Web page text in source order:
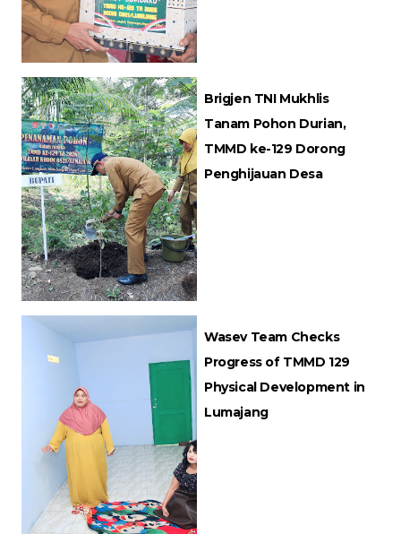
Brigjen TNI Mukhlis
Tanam Pohon Durian,
TMMD ke-129 Dorong
Penghijauan Desa
Wasev Team Checks
Progress of TMMD 129
Physical Development in
Lumajang